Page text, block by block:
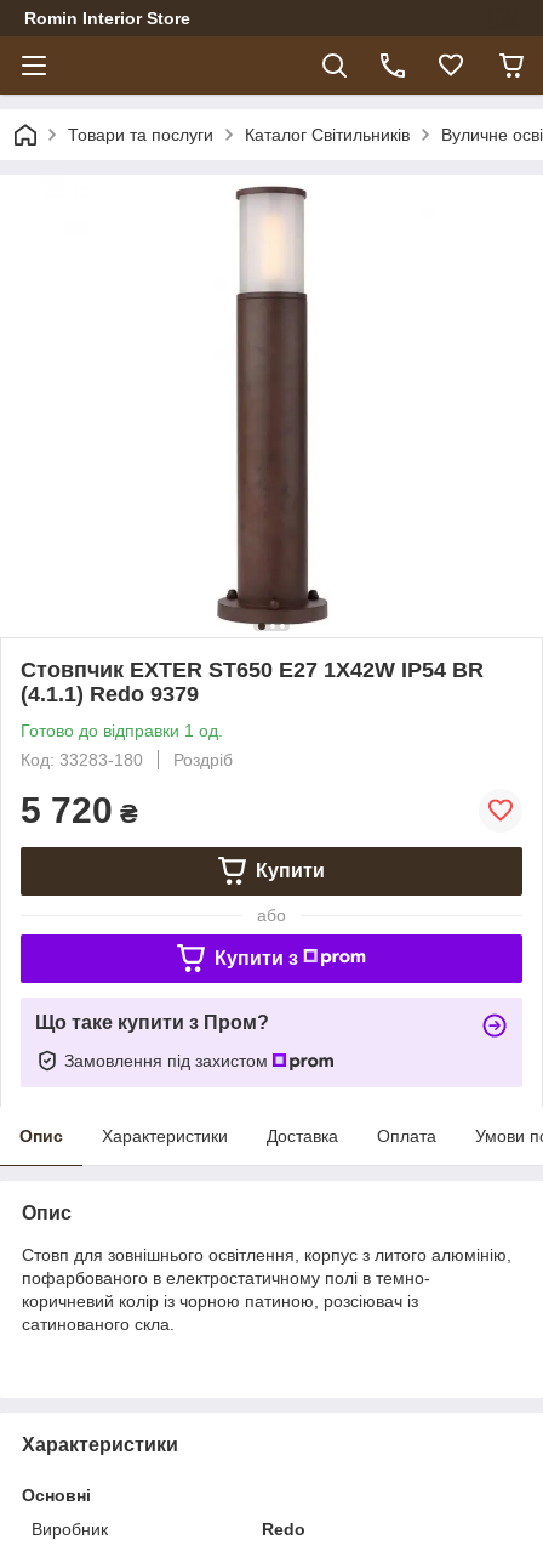
Romin Interior Store
Товари та послуги Каталог Світильників Вуличне
Стовпчик EXTER ST650 E27 1X42W IP54 BR
(4.1.1) Redo 9379
Готово до відправки 1 од.
Код: 33283-180
Роздріб
5 720 ₴
Купити
або
Купити з
Що таке купити з Пром?
Замовлення під захистом
Опис Характеристики Доставка Оплата Умови
Опис
Стовп для зовнішнього освітлення, корпус з литого алюмінію,
пофарбованого в електростатичному полі в темно-
коричневий колір із чорною патиною, розсіювач із
сатинованого скла.
Характеристики
Основні
Виробник
Redo